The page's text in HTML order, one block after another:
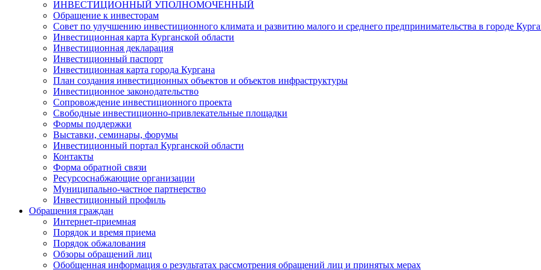
ИНВЕСТИЦИОННЫЙ УПОЛНОМОЧЕННЫЙ
Обращение к инвесторам
Совет по улучшению инвестиционного климата и развитию малого и среднего предпринимательства в городе
Инвестиционная карта Курганской области
Инвестиционная декларация
Инвестиционный паспорт
Инвестиционная карта города Кургана
План создания инвестиционных объектов и объектов инфраструктуры
Инвестиционное законодательство
Сопровождение инвестиционного проекта
Свободные инвестиционно-привлекательные площадки
Формы поддержки
Выставки, семинары, форумы
Инвестиционный портал Курганской области
Контакты
Форма обратной связи
Ресурсоснабжающие организации
Муниципально-частное партнерство
Инвестиционный профиль
Обращения граждан
Интернет-приемная
Порядок и время приема
Порядок обжалования
Обзоры обращений лиц
Обобщенная информация о результатах рассмотрения обращений лиц и принятых мерах